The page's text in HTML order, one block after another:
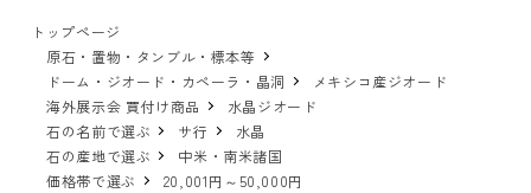
トップページ
原石・置物・タンブル・標本等
ドーム・ジオード・カペーラ・晶洞
メキシコ産ジオード
海外展示会 買付け商品
水晶ジオード
石の名前で選ぶ
サ行
水晶
石の産地で選ぶ
中米・南米諸国
価格帯で選ぶ
20,001円～50,000円